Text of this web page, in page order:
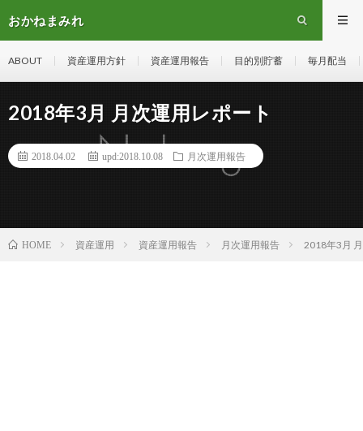
おかねまみれ
ABOUT 資産運用方針 資産運用報告 目的別貯蓄 毎月配当
2018年3月 月次運用レポート
2018.04.02 upd:2018.10.08 月次運用報告
HOME 資産運用 資産運用報告 月次運用報告 2018年3月